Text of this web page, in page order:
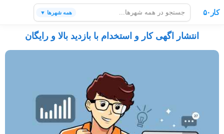
کار۵۰ همه شهرها ▼
انتشار اگهی کار و استخدام با بازدید بالا و رایگان